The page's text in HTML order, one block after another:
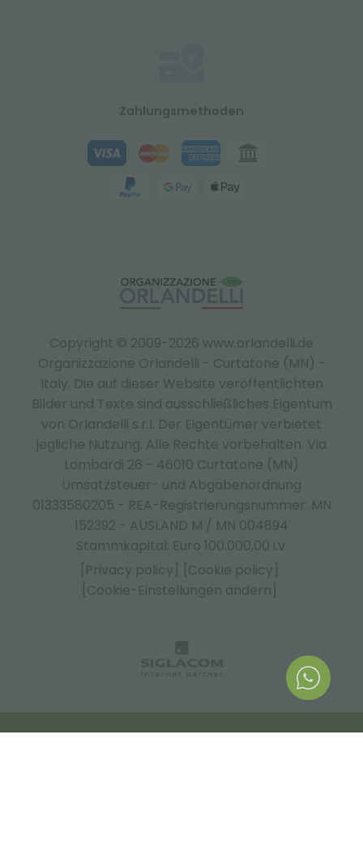
Copyright © 2009-2026 www.orlandelli.de
Organizzazione Orlandelli - Curtatone (MN) -
Italy. Die auf dieser Website veröffentlichten
Bilder und Texte sind ausschließliches Eigentum
von Orlandelli s.r.l. Der Eigentümer verbietet
jegliche Nutzung. Alle Rechte vorbehalten. Via
Lombardi 26 - 46010 Curtatone (MN)
Umsatzsteuer- und Abgabenordnung
01333580205 - REA-Registrierungsnummer: MN
152392 - AUSLAND M / MN 004894
Stammkapital: Euro 100.000,00 i.v.
[Privacy policy]
[Cookie policy]
[Cookie-Einstellungen ändern]
Zahlungsmethoden